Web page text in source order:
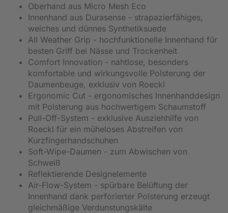
Oberhand aus Micro Mesh Eco
Innenhand aus Durasense - strapazierfähiges,
weiches und dünnes Synthetiksuede
All Weather Grip - hochfunktionelle Innenhand für
besten Griff bei Nässe und Trockenheit
Comfort Innovation - nahtlose, besonders
komfortable und wirkungsvolle Polsterung der
Daumenbeuge, exklusiv von Roeckl
Ergonomic Cut - ergonomisches Innenhanddesign
mit Polsterung aus hochwertigem Schaumstoff
Pull-Off-System - exklusive Ausziehhilfe von
Roeckl für ein müheloses Abstreifen von
Kurzfingerhandschuhen
Soft-Wipe-Daumen - zum Abwischen von
Schweiß
Reflektierende Designelemente
Air-Flow-System - spürbare Belüftung der
Innenhand dank perforierter Polsterung erzeugt
gleichmäßige Verdunstungskälte